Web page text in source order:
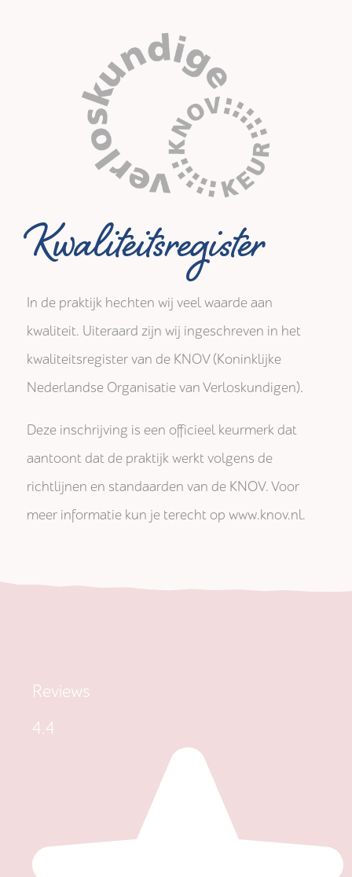
Kwaliteitsregister
In de praktijk hechten wij veel waarde aan
kwaliteit. Uiteraard zijn wij ingeschreven in het
kwaliteitsregister van de KNOV (Koninklijke
Nederlandse Organisatie van Verloskundigen).
Deze inschrijving is een officieel keurmerk dat
aantoont dat de praktijk werkt volgens de
richtlijnen en standaarden van de KNOV. Voor
meer informatie kun je terecht op www.knov.nl.
Reviews
4.4